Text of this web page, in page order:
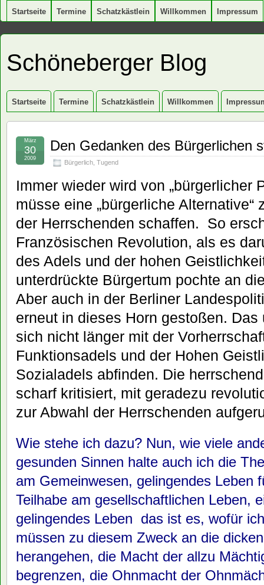
Startseite Termine Schatzkästlein Willkommen Impressum
Schöneberger Blog
Startseite Termine Schatzkästlein Willkommen
Den Gedanken des Bürgerlichen
Bürgerlich Tugend
März
30
2009
Immer wieder wird von „bürgerlicher
müsse eine „bürgerliche
der Herrschenden schaffen. So
Französischen Revolution, als es
des Adels und der hohen
unterdrückte Bürgertum pochte an
Aber auch in der Berliner
erneut in dieses Horn gestoßen.
sich nicht länger mit der
Funktionsadels und der Hohen
Sozialadels abfinden. Die
scharf kritisiert, mit geradezu
zur Abwahl der Herrschenden
Wie stehe ich dazu? Nun, wie viele
gesunden Sinnen halte auch ich die
am Gemeinwesen, gelingendes Leben
Teilhabe am gesellschaftlichen Leben,
gelingendes Leben  das ist es, wofür
müssen zu diesem Zweck an die
herangehen, die Macht der allzu
begrenzen, die Ohnmacht der